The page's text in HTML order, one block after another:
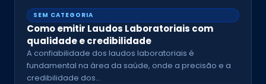
SEM CATEGORIA
Como emitir Laudos Laboratoriais com
qualidade e credibilidade
A confiabilidade dos laudos laboratoriais é
fundamental na área da saúde, onde a precisão e a
credibilidade dos…